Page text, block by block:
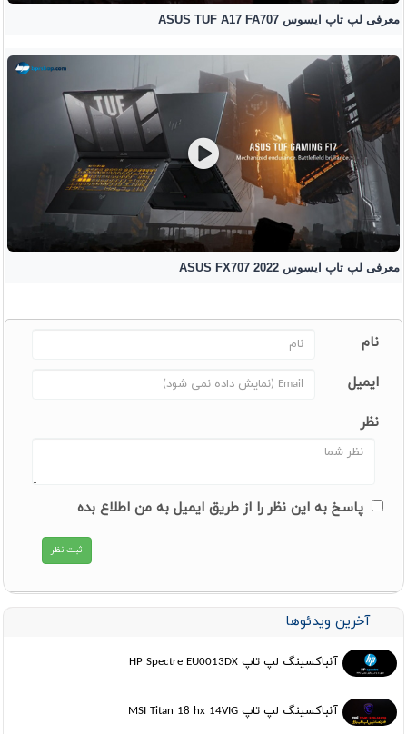
معرفی لپ تاپ ایسوس ASUS TUF A17 FA707
معرفی لپ تاپ ایسوس ASUS FX707 2022
نام
ایمیل
نظر
پاسخ به این نظر را از طریق ایمیل به من اطلاع بده
آخرین ویدئوها
آنباکسینگ لپ تاپ HP Spectre EU0013DX
آنباکسینگ لپ تاپ MSI Titan 18 hx 14VIG